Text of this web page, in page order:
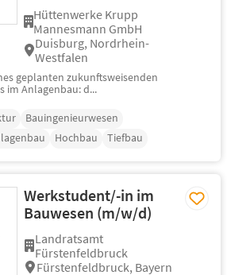
Hüttenwerke Krupp
Mannesmann GmbH
Duisburg, Nordrhein-
Westfalen
geplanten zukunftsweisenden
im Anlagenbau: d...
Bauingenieurwesen
Hochbau Tiefbau
Werkstudent/-in im
Bauwesen (m/w/d)
Landratsamt
Fürstenfeldbruck
Fürstenfeldbruck, Bayern